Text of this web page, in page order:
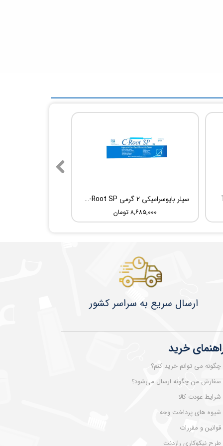
سیلر بایوسرامیکی 2 گرمی Root Dental Medical C-Root SP
۸,۶۸۵,۰۰۰ تومان
خرید
چگونه می توانم خرید کنم؟
سفارش من چگونه ارسال می‌شود؟
شرایط عودت کالا
شیوه های پرداخت وجه
قوانین و مقررات
طرح نیکوکاری رازدنت
​​​​ارسال سریع به سراسر کشور